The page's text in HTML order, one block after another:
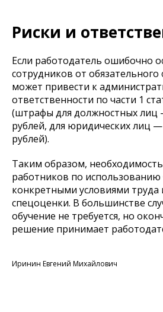
Риски и
Если работодатель ошибочно
сотрудников от обязательного
может привести к
ответственности по части 1
(штрафы для должностных лиц
рублей, для юридических лиц
рублей).
Таким образом,
работников по использованию
конкретными условиями труда
спецоценки. В большинстве
обучение не требуется, но
решение принимает
Иринин Евгений Михайлович